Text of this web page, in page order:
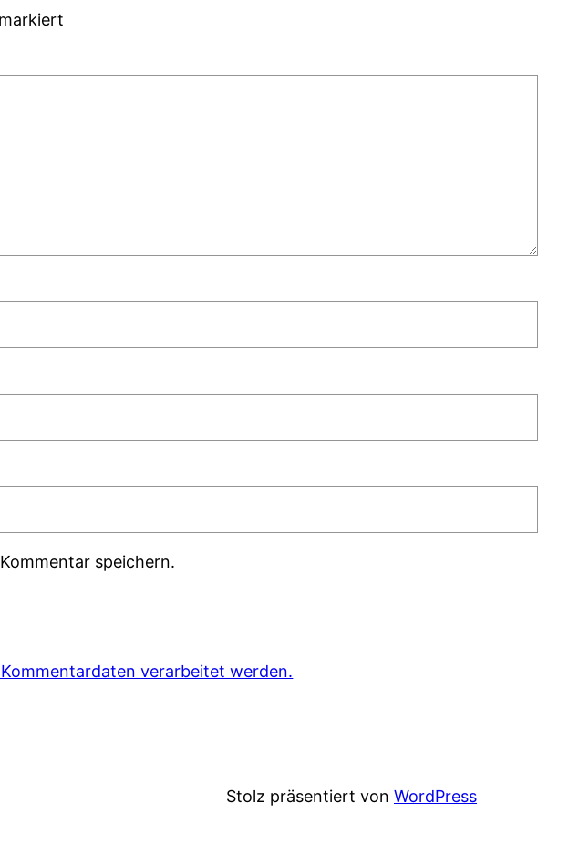
markiert
speichern.
verarbeitet werden.
Stolz präsentiert von WordPress